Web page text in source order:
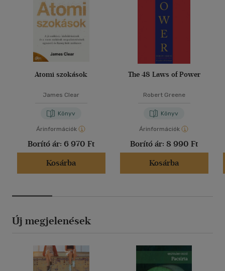
Atomi szokások
James Clear
Könyv
Árinformációk
Borító ár: 6 970 Ft
Kosárba
The 48 Laws of Power
Robert Greene
Könyv
Árinformációk
Borító ár: 8 990 Ft
Kosárba
Új megjelenések